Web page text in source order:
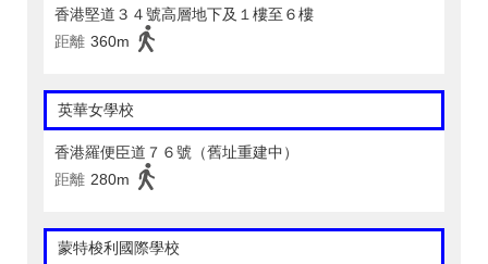
香港堅道３４號高層地下及１樓至６樓
距離 360m
英華女學校
香港羅便臣道７６號（舊址重建中）
距離 280m
蒙特梭利國際學校